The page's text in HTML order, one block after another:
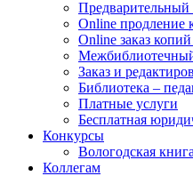
Предварительный
Online продление
Online заказ
Заказ и
Библиотека –
Платные услуги
Бесплатная
Конкурсы
Вологодская
Коллегам